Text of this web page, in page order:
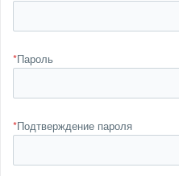
*Пароль
*Подтверждение пароля